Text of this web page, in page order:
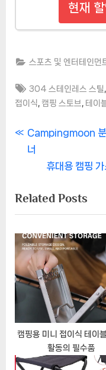
현재
스포츠 및 엔터테인먼
Tags:
304 스테인레스 스틸
접이식 캠핑 스토브 테이
글P
r
i
o
u
s
P
o
:
Campingmoon 분
너
N
x
t
P
o
s
t
:
휴대용 캠핑
Related Posts
캠핑용 미니 접이식 테이
활동의 필수품